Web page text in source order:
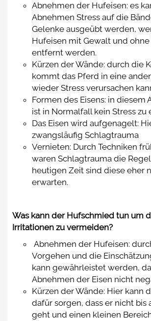
Abnehmen der Hufeisen: es
Abnehmen Stress auf die
Gelenke ausgeübt werden,
Hufeisen mit Gewalt und
entfernt werden.
Kürzen der Wände: durch die
kommt das Pferd in eine
wieder Stress verursachen
Formen des Eisens: in diesem
ist in Normalfall kein Stress zu
Das Eisen wird aufgenagelt:
zwangsläufig Schlagtrauma
Vernieten: Durch Techniken
waren Schlagtrauma die
heutigen Zeit sind diese eher
erwarten.
Was kann der Hufschmied tun um
Irritationen zu vermeiden?
Abnehmen der Hufeisen:
Vorgehen und die
kann gewährleistet werden,
Abnehmen der Eisen nicht
Kürzen der Wände: Hier kann
dafür sorgen, dass er nicht bis
geht und einen kleinen